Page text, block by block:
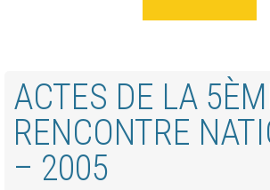
ACTES DE LA
RENCONTRE
– 2005